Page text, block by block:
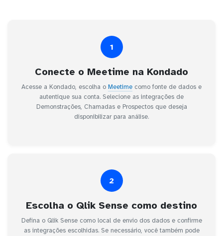
1
Conecte o Meetime na Kondado
Acesse a Kondado, escolha o Meetime como fonte de dados e
autentique sua conta. Selecione as integrações de
Demonstrações, Chamadas e Prospectos que deseja
disponibilizar para análise.
2
Escolha o Qlik Sense como destino
Defina o Qlik Sense como local de envio dos dados e confirme
as integrações escolhidas. Se necessário, você também pode